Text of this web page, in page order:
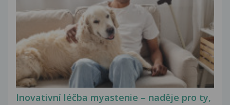
Inovativní léčba myastenie – naděje pro ty,